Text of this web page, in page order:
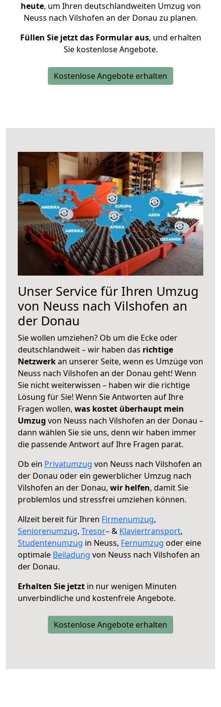
heute, um Ihren deutschlandweiten Umzug von
Neuss nach Vilshofen an der Donau zu planen.
Füllen Sie jetzt das Formular aus, und erhalten
Sie kostenlose Angebote.
Kostenlose Angebote erhalten
Unser Service für Ihren Umzug
von Neuss nach Vilshofen an
der Donau
Sie wollen umziehen? Ob um die Ecke oder
deutschlandweit – wir haben das richtige
Netzwerkan unserer Seite, wenn es Umzüge von
Neuss nach Vilshofen an der Donau geht! Wenn
Sie nicht weiterwissen – haben wir die richtige
Lösung für Sie! Wenn Sie Antworten auf Ihre
Fragen wollen, was kostet überhaupt mein
Umzug von Neuss nach Vilshofen an der Donau –
dann wählen Sie sie uns, denn wir haben immer
die passende Antwort auf Ihre Fragen parat.
Ob ein Privatumzug von Neuss nach Vilshofen an
der Donau oder ein gewerblicher Umzug nach
Vilshofen an der Donau, wir helfen, damit Sie
problemlos und stressfrei umziehen können.
Allzeit bereit für Ihren Firmenumzug,
Seniorenumzug, Tresor– & Klaviertransport,
Studentenumzug in Neuss, Fernumzug oder eine
optimale Beiladung von Neuss nach Vilshofen an
der Donau.
Erhalten Sie jetzt in nur wenigen Minuten
unverbindliche und kostenfreie Angebote.
Kostenlose Angebote erhalten